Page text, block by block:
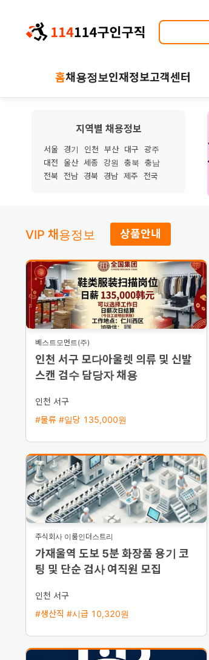
홈채용정보인재정보고객센터
지역별 채용정보
서울 경기 인천 부산 대구
광주
대전
울산 세종 강원 충북
충남
전북
전남 경북 경남 제주 전국
VIP 채용정보 상품안내
베스트모먼트(주)
인천 서구 모다아울렛 의류 및 신발
스캔 검수 담당자 채용
인천 서구
#물류 #일당 135,000원
주식회사 이룸인더스트리
가재울역 도보 5분 화장품 용기 코
팅 및 단순 검사 여직원 모집
인천 서구
#생산직 #시급 10,320원